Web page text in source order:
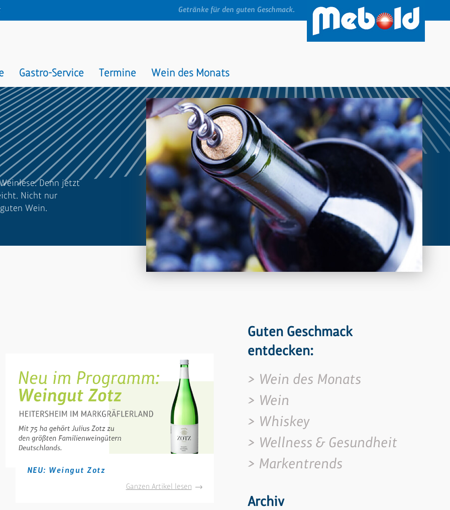
Getränke für den guten Geschmack.
Gastro-Service Termine Wein des Monats
Denn jetzt
Nicht nur
Wein.
NEU: Weingut Zotz
Ganzen Artikel lesenNEU:
Guten Geschmack
entdecken:
Wein des Monats
Wein
Whiskey
Wellness & Gesundheit
Markentrends
Archiv